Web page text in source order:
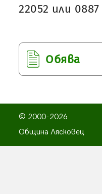
22052 или 0887
Обява
© 2000-2026
Община Лясковец